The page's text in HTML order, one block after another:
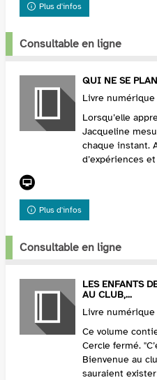
Plus d'infos
Consultable en ligne
QUI NE SE
Livre numérique
Lorsqu’elle
Jacqueline
chaque instant.
d’expériences
Plus d'infos
Consultable en ligne
LES ENFANTS
AU CLUB,...
Livre numérique
Ce volume
Cercle fermé. "C’est pour moi une évidence que
Bienvenue au
sauraient exister